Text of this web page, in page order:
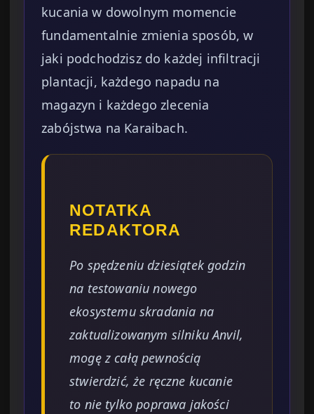
kucania w dowolnym momencie
fundamentalnie zmienia sposób, w
jaki podchodzisz do każdej infiltracji
plantacji, każdego napadu na
magazyn i każdego zlecenia
zabójstwa na Karaibach.
NOTATKA
REDAKTORA
Po spędzeniu dziesiątek godzin
na testowaniu nowego
ekosystemu skradania na
zaktualizowanym silniku Anvil,
mogę z całą pewnością
stwierdzić, że ręczne kucanie
to nie tylko poprawa jakości